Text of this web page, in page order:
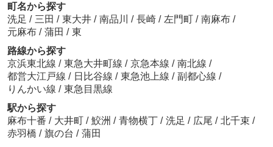
町名から探す
洗足 / 三田 / 東大井 / 南品川 / 長崎 / 左門町 / 南麻布 /
元麻布 / 蒲田 / 東
路線から探す
京浜東北線 / 東急大井町線 / 京急本線 / 南北線 /
都営大江戸線 / 日比谷線 / 東急池上線 / 副都心線 /
りんかい線 / 東急目黒線
駅から探す
麻布十番 / 大井町 / 鮫洲 / 青物横丁 / 洗足 / 広尾 / 北千束 /
赤羽橋 / 旗の台 / 蒲田